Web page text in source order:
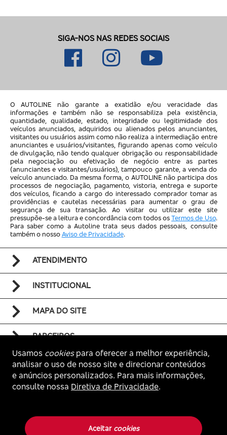
SIGA-NOS NAS REDES SOCIAIS
O AUTOLINE não garante a exatidão e/ou veracidade das
informações e também não se responsabiliza pela existência,
quantidade, qualidade, estado, integridade ou legitimidade dos
veículos anunciados, adquiridos ou alienados pelos anunciantes,
visitantes ou usuários assim como não realiza a intermediação entre
anunciantes e usuários/visitantes, figurando apenas como veículo
de divulgação, não tendo qualquer obrigação ou responsabilidade
pela negociação ou efetivação de negócio entre as partes
(anunciantes e visitantes/usuários), tampouco garante, a venda do
veículo anunciado. Da mesma forma, o AUTOLINE não participa dos
processos de negociação, pagamento, vistoria, entrega e suporte
dos veículos, ficando a cargo do interessado comprador tomar as
providências e cautelas necessárias para aumentar o grau de
segurança de sua transação. Ao visitar ou utilizar este site
pressupõe-se a leitura e concordância com todos osTermos de Uso.
Para saber como a Autoline trata seus dados pessoais, consulte
também o nossoAviso de Privacidade.
ATENDIMENTO
INSTITUCIONAL
MAPA DO SITE
PARCEIROS
Voltar ao topo
Usamos cookiespara oferecer a melhor experiência,
analisar o uso de nosso site e direcionar conteúdos
e anúncios personalizados. Para mais informações,
consulte nossa Diretiva de Privacidade.
Aceitar cookies